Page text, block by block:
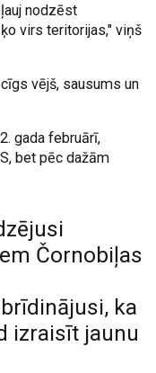
nodzēst
virs teritorijas," viņš
vējš, sausums un
gada februārī,
bet pēc dažām
Čornobiļas
ka
izraisīt jaunu